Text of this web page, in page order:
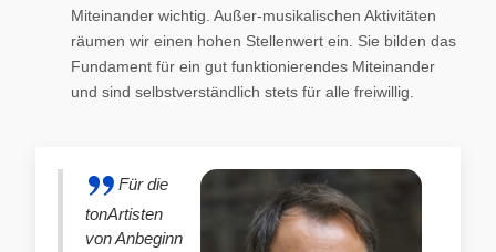
Miteinander wichtig. Außer-musikalischen Aktivitäten
räumen wir einen hohen Stellenwert ein. Sie bilden das
Fundament für ein gut funktionierendes Miteinander
und sind selbstverständlich stets für alle freiwillig.
Für die
tonArtisten
von Anbeginn